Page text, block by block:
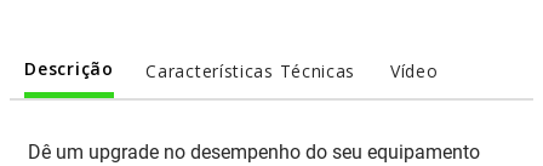
Descrição Características Técnicas Vídeo
Dê um upgrade no desempenho do seu equipamento